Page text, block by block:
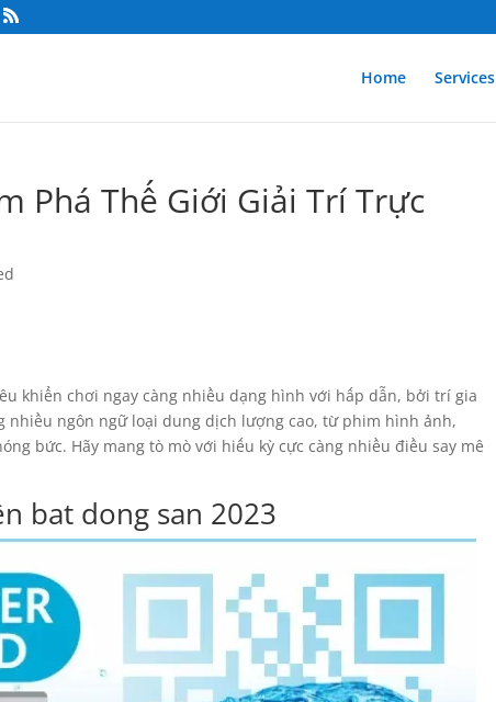
Home Services
Phá Thế Giới Giải Trí Trực
khiển chơi ngay càng nhiều dạng hình với hấp dẫn, bởi trí gia
ngôn ngữ loại dung dịch lượng cao, từ phim hình ảnh,
bức. Hãy mang tò mò với hiếu kỳ cực càng nhiều điều say mê
bat dong san 2023